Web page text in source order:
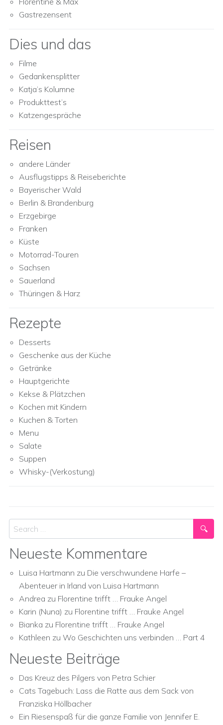
Gastrezensent
Dies und das
Filme
Gedankensplitter
Katja’s Kolumne
Produkttest’s
Katzengespräche
Reisen
andere Länder
Ausflugstipps & Reiseberichte
Bayerischer Wald
Berlin & Brandenburg
Erzgebirge
Franken
Küste
Motorrad-Touren
Sachsen
Sauerland
Thüringen & Harz
Rezepte
Desserts
Geschenke aus der Küche
Getränke
Hauptgerichte
Kekse & Plätzchen
Kochen mit Kindern
Kuchen & Torten
Menu
Salate
Suppen
Whisky-(Verkostung)
Search
Neueste Kommentare
Luisa Hartmann zu Die verschwundene Harfe –
Abenteuer in Irland von Luisa Hartmann
Andrea zu Florentine trifft … Frauke Angel
Karin (Nuna) zu Florentine trifft … Frauke Angel
Bianka zu Florentine trifft … Frauke Angel
Kathleen zu Wo Geschichten uns verbinden … Part 4
Neueste Beiträge
Das Kreuz des Pilgers von Petra Schier
Cats Tagebuch: Lass die Ratte aus dem Sack von
Franziska Höllbacher
Ein Riesenspaß für die ganze Familie von Jennifer E.